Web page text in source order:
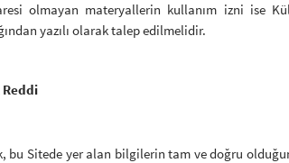
olmayan materyallerin kullanım izni ise
yazılı olarak talep edilmelidir.
bu Sitede yer alan bilgilerin tam ve doğru